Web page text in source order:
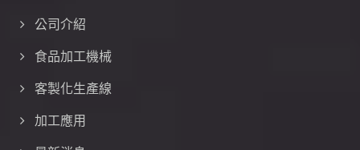
公司介紹
食品加工機械
客製化生產線
加工應用